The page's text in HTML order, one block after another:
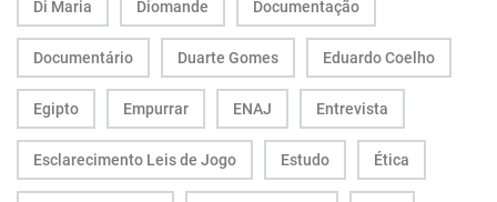
Di Maria Diomande Documentação
Documentário Duarte Gomes Eduardo Coelho
Egipto Empurrar ENAJ Entrevista
Esclarecimento Leis de Jogo Estudo Ética